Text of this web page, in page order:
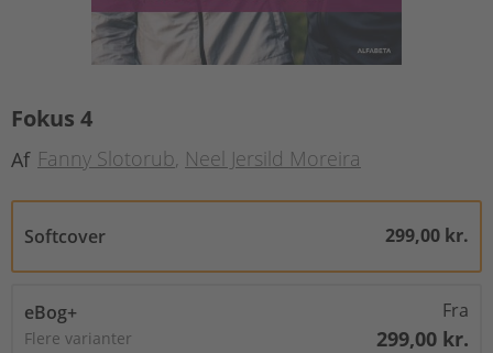
Fokus 4
Af Fanny Slotorub Neel Jersild Moreira
Softcover 299,00 kr.
eBog+
Flere varianter
Fra
299,00 kr.